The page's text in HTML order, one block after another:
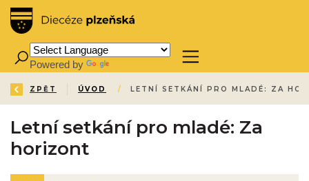
Powered by
ZPĚT ÚVOD / LETNÍ SETKÁNÍ PRO MLADÉ: ZA
Letní setkání pro mladé: Za
horizont